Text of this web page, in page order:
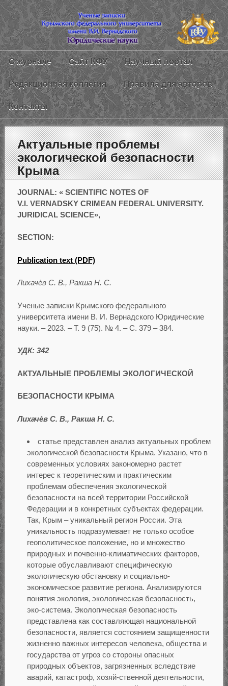
О журнале Сайт КФУ Научный портал
Редакционная коллегия Правила для авторов
Контакты
Актуальные проблемы
экологической безопасности
Крыма
JOURNAL: « SCIENTIFIC NOTES OF
V.I. VERNADSKY CRIMEAN FEDERAL UNIVERSITY.
JURIDICAL SCIENCE»,
SECTION:
Publication text (PDF)
Лихачѐв С. В., Ракша Н. С.
Ученые записки Крымского федерального
университета имени В. И. Вернадского Юридические
науки. – 2023. – Т. 9 (75). № 4. – С. 379 – 384.
УДК: 342
АКТУАЛЬНЫЕ ПРОБЛЕМЫ ЭКОЛОГИЧЕСКОЙ
БЕЗОПАСНОСТИ КРЫМА
Лихачѐв С. В., Ракша Н. С.
статье представлен анализ актуальных проблем
экологической безопасности Крыма. Указано, что в
современных условиях закономерно растет
интерес к теоретическим и практическим
проблемам обеспечения экологической
безопасности на всей территории Российской
Федерации и в конкретных субъектах федерации.
Так, Крым – уникальный регион России. Эта
уникальность подразумевает не только особое
геополитическое положение, но и множество
природных и почвенно-климатических факторов,
которые обуславливают специфическую
экологическую обстановку и социально-
экономическое развитие региона. Анализируются
понятия экология, экологическая безопасность,
эко-система. Экологическая безопасность
представлена как составляющая национальной
безопасности, является состоянием защищенности
жизненно важных интересов человека, общества и
государства от угроз со стороны опасных
природных объектов, загрязненных вследствие
аварий, катастроф, хозяй-ственной деятельности,